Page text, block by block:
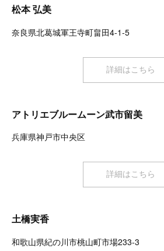
松本 弘美
奈良県北葛城軍王寺町畠田4-1-5
詳細はこちら
アトリエブルームーン武市留美
兵庫県神戸市中央区
詳細はこちら
土橋実香
和歌山県紀の川市桃山町市場233-3